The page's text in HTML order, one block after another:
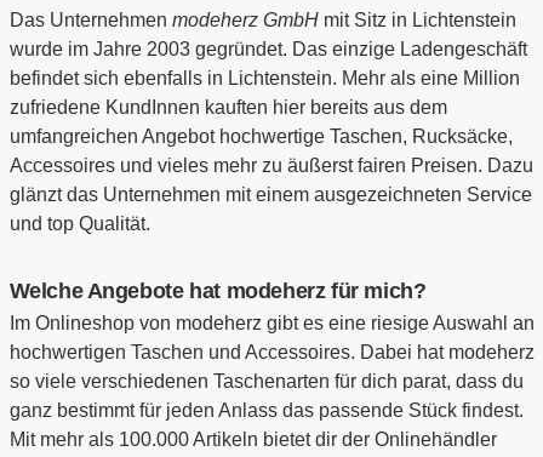
Das Unternehmen modeherz GmbHmit Sitz in Lichtenstein
wurde im Jahre 2003 gegründet. Das einzige Ladengeschäft
befindet sich ebenfalls in Lichtenstein. Mehr als eine Million
zufriedene KundInnen kauften hier bereits aus dem
umfangreichen Angebot hochwertige Taschen, Rucksäcke,
Accessoires und vieles mehr zu äußerst fairen Preisen. Dazu
glänzt das Unternehmen mit einem ausgezeichneten Service
und top Qualität.
Welche Angebote hat modeherz für mich?
Im Onlineshop von modeherz gibt es eine riesige Auswahl an
hochwertigen Taschen und Accessoires. Dabei hat modeherz
so viele verschiedenen Taschenarten für dich parat, dass du
ganz bestimmt für jeden Anlass das passende Stück findest.
Mit mehr als 100.000 Artikeln bietet dir der Onlinehändler